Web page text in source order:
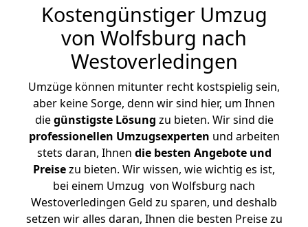
Kostengünstiger Umzug
von Wolfsburg nach
Westoverledingen
Umzüge können mitunter recht kostspielig sein,
aber keine Sorge, denn wir sind hier, um Ihnen
diegünstigste Lösung zu bieten. Wir sind die
professionellen Umzugsexperten und arbeiten
stets daran, Ihnen die besten Angebote und
Preisezu bieten. Wir wissen, wie wichtig es ist,
bei einem Umzug von Wolfsburg nach
Westoverledingen Geld zu sparen, und deshalb
setzen wir alles daran, Ihnen die besten Preise zu